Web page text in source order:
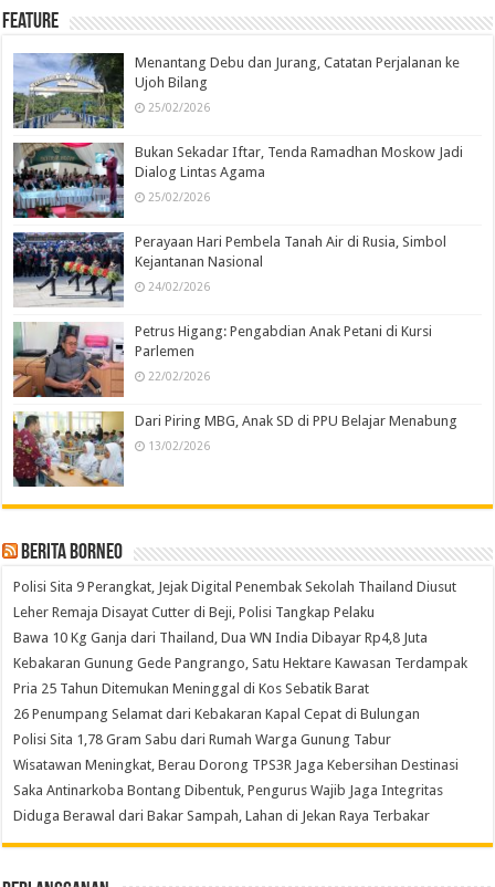
Feature
Menantang Debu dan Jurang, Catatan Perjalanan ke
Ujoh Bilang
25/02/2026
Bukan Sekadar Iftar, Tenda Ramadhan Moskow Jadi
Dialog Lintas Agama
25/02/2026
Perayaan Hari Pembela Tanah Air di Rusia, Simbol
Kejantanan Nasional
24/02/2026
Petrus Higang: Pengabdian Anak Petani di Kursi
Parlemen
22/02/2026
Dari Piring MBG, Anak SD di PPU Belajar Menabung
13/02/2026
Berita Borneo
Polisi Sita 9 Perangkat, Jejak Digital Penembak Sekolah Thailand Diusut
Leher Remaja Disayat Cutter di Beji, Polisi Tangkap Pelaku
Bawa 10 Kg Ganja dari Thailand, Dua WN India Dibayar Rp4,8 Juta
Kebakaran Gunung Gede Pangrango, Satu Hektare Kawasan Terdampak
Pria 25 Tahun Ditemukan Meninggal di Kos Sebatik Barat
26 Penumpang Selamat dari Kebakaran Kapal Cepat di Bulungan
Polisi Sita 1,78 Gram Sabu dari Rumah Warga Gunung Tabur
Wisatawan Meningkat, Berau Dorong TPS3R Jaga Kebersihan Destinasi
Saka Antinarkoba Bontang Dibentuk, Pengurus Wajib Jaga Integritas
Diduga Berawal dari Bakar Sampah, Lahan di Jekan Raya Terbakar